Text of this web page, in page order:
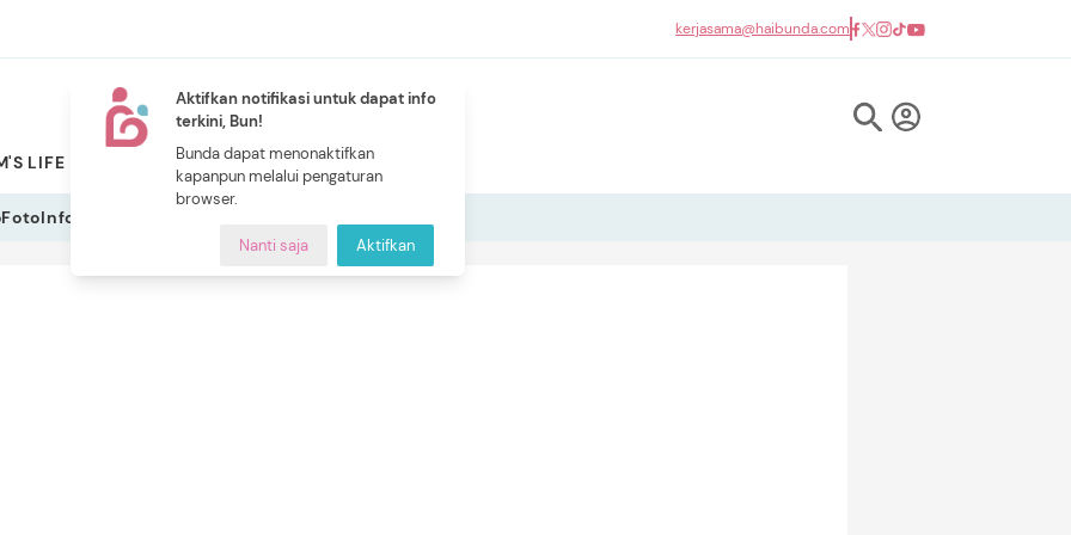
Aktifkan notifikasi untuk dapat info
terkini, Bun!
Bunda dapat menonaktifkan
kapanpun melalui pengaturan
browser.
Nanti saja Aktifkan
kerjasama@haibunda.com
LIFE PILIHAN BUNDA
NEW
CERITA BUNDA
FotoInfografis